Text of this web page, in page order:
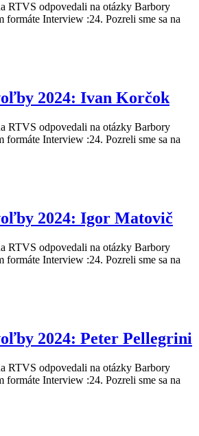
RTVS odpovedali na otázky Barbory
formáte Interview :24. Pozreli sme sa na
2024: Ivan Korčok
RTVS odpovedali na otázky Barbory
formáte Interview :24. Pozreli sme sa na
2024: Igor Matovič
RTVS odpovedali na otázky Barbory
formáte Interview :24. Pozreli sme sa na
2024: Peter Pellegrini
RTVS odpovedali na otázky Barbory
formáte Interview :24. Pozreli sme sa na